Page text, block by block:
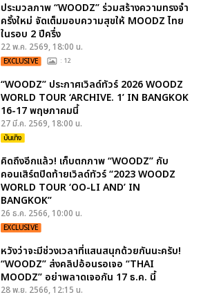
ประมวลภาพ “WOODZ” ร่วมสร้างความทรงจำ
ครั้งใหม่ จัดเต็มมอบความสุขให้ MOODZ ไทย
ในรอบ 2 ปีครึ่ง
22 พ.ค. 2569, 18:00 น.
EXCLUSIVE : 12
“WOODZ” ประกาศเวิลด์ทัวร์ 2026 WOODZ
WORLD TOUR ‘ARCHIVE. 1’ IN BANGKOK
16-17 พฤษภาคมนี้
27 มี.ค. 2569, 18:00 น.
บันเทิง
คิดถึงอีกแล้ว! เก็บตกภาพ “WOODZ” กับ
คอนเสิร์ตปิดท้ายเวิลด์ทัวร์ “2023 WOODZ
WORLD TOUR ‘OO-LI AND’ IN
BANGKOK”
26 ธ.ค. 2566, 10:00 น.
EXCLUSIVE
หวังว่าจะมีช่วงเวลาที่แสนสนุกด้วยกันนะครับ!
“WOODZ” ส่งคลิปอ้อนรอเจอ “THAI
MOODZ” อย่าพลาดเจอกัน 17 ธ.ค. นี้
28 พ.ย. 2566, 12:15 น.